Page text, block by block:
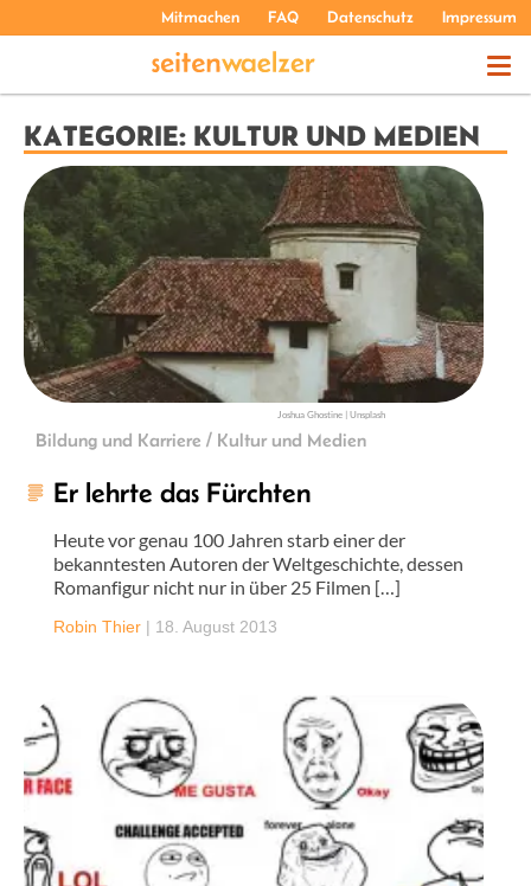
Mitmachen FAQ Datenschutz Impressum
THEMEN
PODCASTS
ÜBER UNS
KATEGORIE: KULTUR UND MEDIEN
Joshua Ghostine | Unsplash
Bildung und Karriere / Kultur und Medien
Er lehrte das Fürchten
Heute vor genau 100 Jahren starb einer der
bekanntesten Autoren der Weltgeschichte, dessen
Romanfigur nicht nur in über 25 Filmen […]
Robin Thier | 18. August 2013